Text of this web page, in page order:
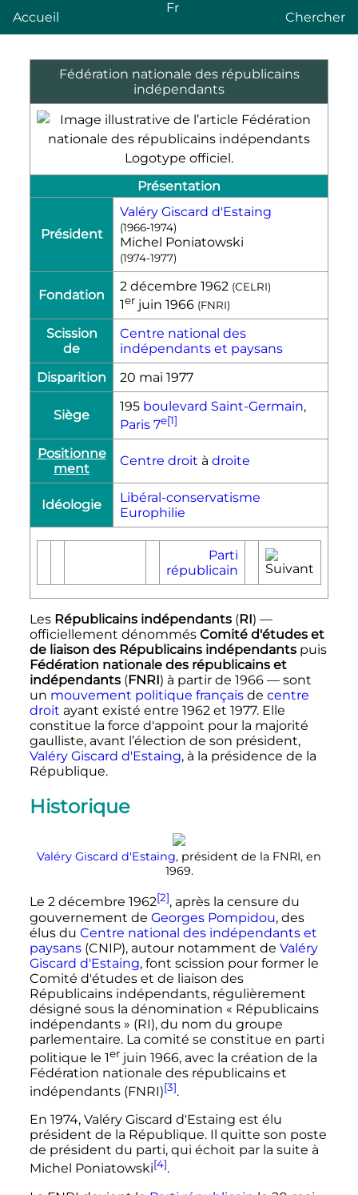
Accueil
Fr
Chercher
Fédération nationale des républicains
indépendants
Logotype officiel.
Présentation
Président
Valéry Giscard d'Estaing
(1966-1974)
Michel Poniatowski
(1974-1977)
Fondation
2 décembre 1962 (CELRI)
1er juin 1966 (FNRI)
Scission
de
Centre national des
indépendants et paysans
Disparition
20 mai 1977
Siège
195 boulevard Saint-Germain,
Paris 7e[1]
Positionne
ment
Centre droit à droite
Idéologie
Libéral-conservatisme
Europhilie
Parti
républicain
Les Républicains indépendants(RI) —
officiellement dénommés Comité d'études et
de liaison des Républicains indépendantspuis
Fédération nationale des républicains et
indépendants(FNRI) à partir de 1966 —sont
un mouvement politique françaisde centre
droit ayant existé entre 1962 et 1977. Elle
constitue la force d'appoint pour la majorité
gaulliste, avant l’élection de son président,
Valéry Giscard d'Estaing, à la présidence de la
République.
Historique
Valéry Giscard d'Estaing, président de la FNRI, en
1969.
Le 2 décembre 1962[2], après la censure du
gouvernement de Georges Pompidou, des
élus du Centre national des indépendants et
paysans(CNIP), autour notamment de Valéry
Giscard d'Estaing, font scission pour former le
Comité d'études et de liaison des
Républicains indépendants, régulièrement
désigné sous la dénomination « Républicains
indépendants » (RI), du nom du groupe
parlementaire. La comité se constitue en parti
politique le 1erjuin 1966, avec la création de la
Fédération nationale des républicains et
indépendants (FNRI)[3].
En 1974, Valéry Giscard d'Estaing est élu
président de la République. Il quitte son poste
de président du parti, qui échoit par la suite à
Michel Poniatowski[4].